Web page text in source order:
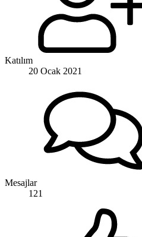
Katılım
20 Ocak 2021
Mesajlar
121